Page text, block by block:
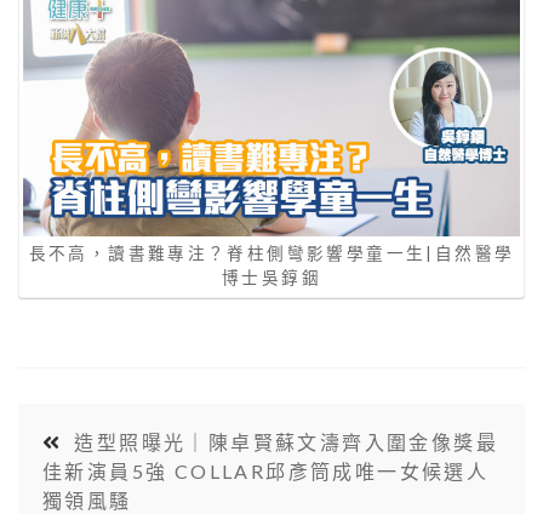
長不高，讀書難專注？脊柱側彎影響學童一生|自然醫學
博士吳錞銦
造型照曝光｜陳卓賢蘇文濤齊入圍金像獎最
佳新演員5強 COLLAR邱彥筒成唯一女候選人
獨領風騷